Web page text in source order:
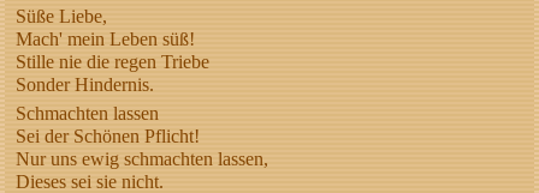
Süße Liebe,
Mach' mein Leben süß!
Stille nie die regen Triebe
Sonder Hindernis.
Schmachten lassen
Sei der Schönen Pflicht!
Nur uns ewig schmachten lassen,
Dieses sei sie nicht.